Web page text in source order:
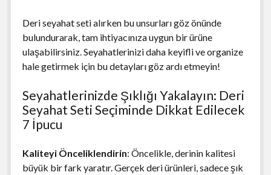
Deri seyahat seti alırken bu unsurları göz önünde
bulundurarak, tam ihtiyacınıza uygun bir ürüne
ulaşabilirsiniz. Seyahatlerinizi daha keyifli ve organize
hale getirmek için bu detayları göz ardı etmeyin!
Seyahatlerinizde Şıklığı Yakalayın: Deri
Seyahat Seti Seçiminde Dikkat Edilecek
7 İpucu
Kaliteyi Önceliklendirin: Öncelikle, derinin kalitesi
büyük bir fark yaratır. Gerçek deri ürünleri, sadece şık